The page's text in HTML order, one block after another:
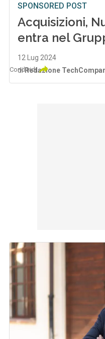
SPONSORED POST
Acquisizioni,
entra nel
12 Lug 2024
diRedazione
Condividi